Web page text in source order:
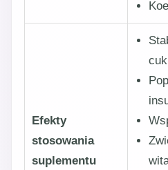
Efekty
stosowania
suplementu